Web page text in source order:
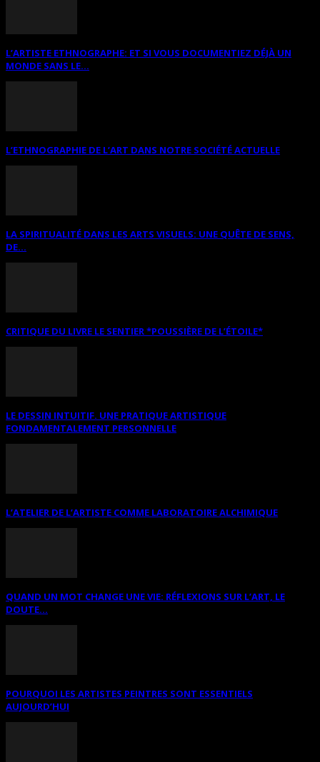
L’ARTISTE ETHNOGRAPHE: ET SI VOUS DOCUMENTIEZ DÉJÀ UN
MONDE SANS LE...
L’ETHNOGRAPHIE DE L’ART DANS NOTRE SOCIÉTÉ ACTUELLE
LA SPIRITUALITÉ DANS LES ARTS VISUELS: UNE QUÊTE DE SENS,
DE...
CRITIQUE DU LIVRE LE SENTIER *POUSSIÈRE DE L’ÉTOILE*
LE DESSIN INTUITIF. UNE PRATIQUE ARTISTIQUE
FONDAMENTALEMENT PERSONNELLE
L’ATELIER DE L’ARTISTE COMME LABORATOIRE ALCHIMIQUE
QUAND UN MOT CHANGE UNE VIE: RÉFLEXIONS SUR L’ART, LE
DOUTE...
POURQUOI LES ARTISTES PEINTRES SONT ESSENTIELS
AUJOURD’HUI